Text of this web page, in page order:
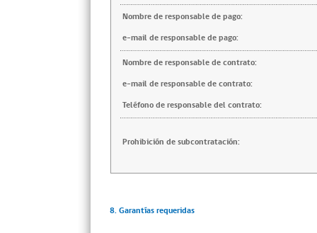
Nombre de responsable de pago:
e-mail de responsable de pago:
Nombre de responsable de contrato:
e-mail de responsable de contrato:
Teléfono de responsable del contrato:
Prohibición de subcontratación:
8. Garantías requeridas